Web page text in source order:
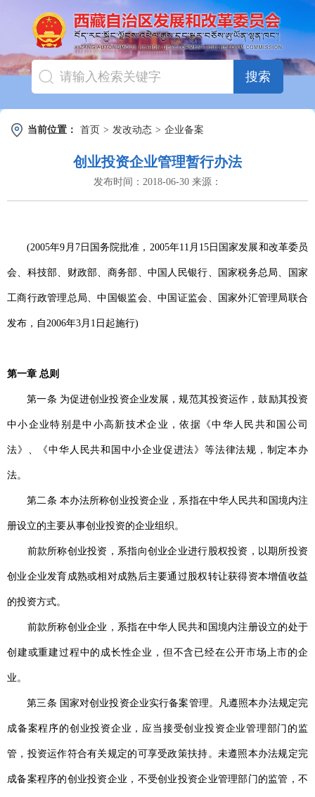
搜索
当前位置： 首页 > 发改动态 > 企业备案
创业投资企业管理暂行办法
发布时间： 2018-06-30 来源：
(2005年9月7日国务院批准，2005年11月15日国家发展和改革委员
会、科技部、财政部、商务部、中国人民银行、国家税务总局、国家
工商行政管理总局、中国银监会、中国证监会、国家外汇管理局联合
发布，自2006年3月1日起施行)
第一章 总则
第一条 为促进创业投资企业发展，规范其投资运作，鼓励其投资
中小企业特别是中小高新技术企业，依据《中华人民共和国公司
法》、《中华人民共和国中小企业促进法》等法律法规，制定本办
法。
第二条 本办法所称创业投资企业，系指在中华人民共和国境内注
册设立的主要从事创业投资的企业组织。
前款所称创业投资，系指向创业企业进行股权投资，以期所投资
创业企业发育成熟或相对成熟后主要通过股权转让获得资本增值收益
的投资方式。
前款所称创业企业，系指在中华人民共和国境内注册设立的处于
创建或重建过程中的成长性企业，但不含已经在公开市场上市的企
业。
第三条 国家对创业投资企业实行备案管理。凡遵照本办法规定完
成备案程序的创业投资企业，应当接受创业投资企业管理部门的监
管，投资运作符合有关规定的可享受政策扶持。未遵照本办法规定完
成备案程序的创业投资企业，不受创业投资企业管理部门的监管，不